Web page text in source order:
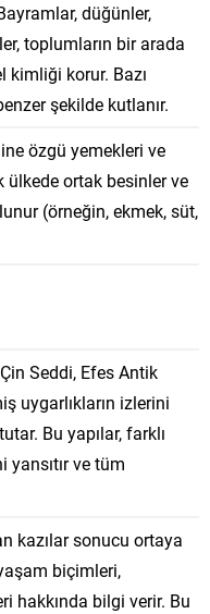
düğünler,
toplumların bir arada
kimliği korur. Bazı
şekilde kutlanır.
özgü yemekleri ve
ülkede ortak besinler ve
(örneğin, ekmek, süt,
Seddi, Efes Antik
uygarlıkların izlerini
Bu yapılar, farklı
ve tüm
kazılar sonucu ortaya
biçimleri,
hakkında bilgi verir. Bu